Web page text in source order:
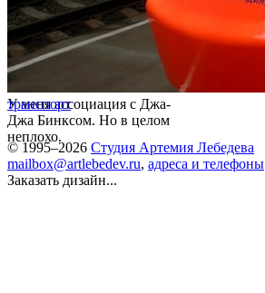
У меня ассоциация с Джа-
Джа Бинксом. Но в целом
неплохо.
транспорт
© 1995–2026 Студия Артемия Лебедева
mailbox@artlebedev.ru, адреса и телефоны
Заказать дизайн...